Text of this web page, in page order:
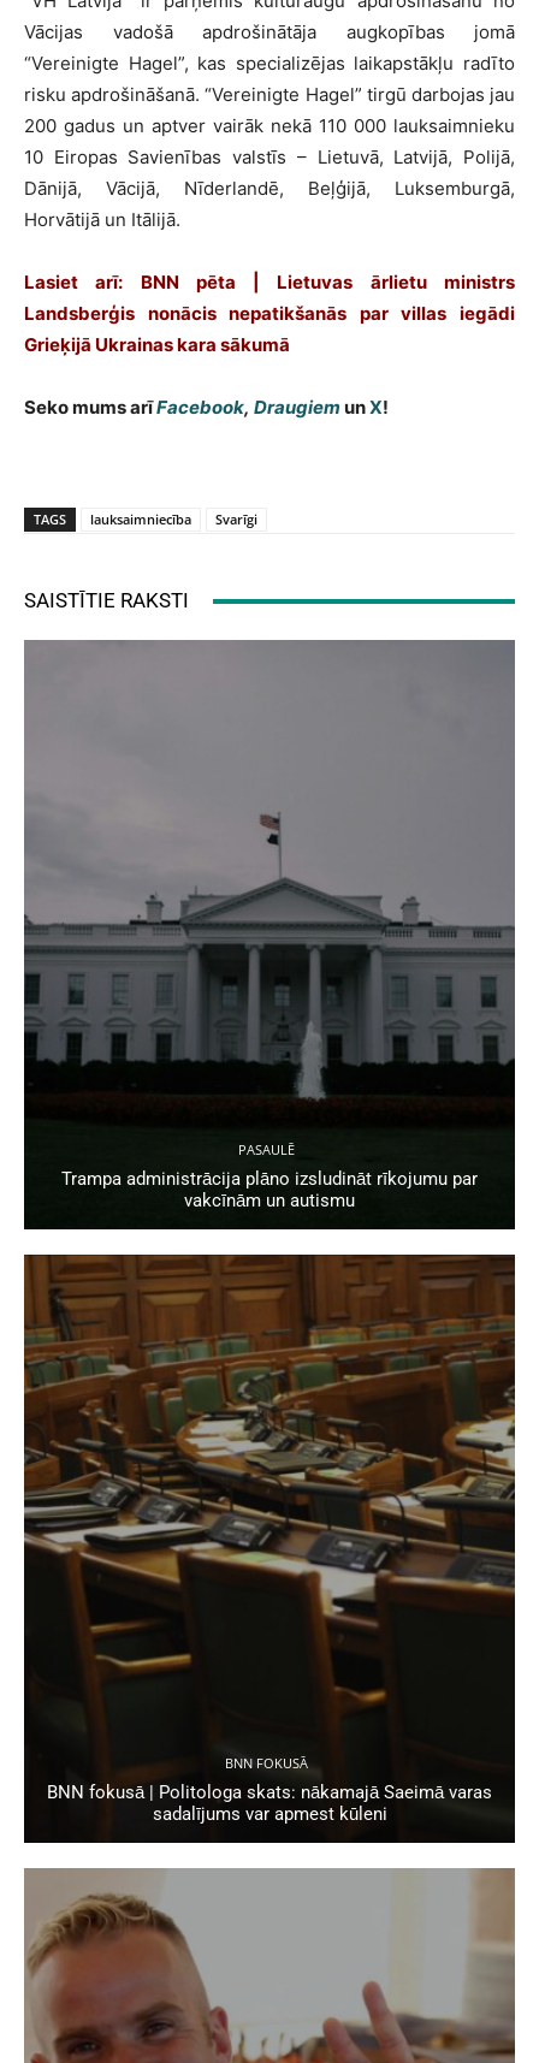
Vācijas vadošā apdrošinātāja augkopības jomā
“Vereinigte Hagel”, kas specializējas laikapstākļu radīto
risku apdrošināšanā. “Vereinigte Hagel” tirgū darbojas jau
200 gadus un aptver vairāk nekā 110 000 lauksaimnieku
10 Eiropas Savienības valstīs – Lietuvā, Latvijā, Polijā,
Dānijā, Vācijā, Nīderlandē, Beļģijā, Luksemburgā,
Horvātijā un Itālijā.
Lasiet arī: BNN pēta | Lietuvas ārlietu ministrs
Landsberģis nonācis nepatikšanās par villas iegādi
Grieķijā Ukrainas kara sākumā
Seko mums arīFacebook, Draugiem unX!
TAGS lauksaimniecība Svarīgi
SAISTĪTIE RAKSTI
PASAULĒ
Trampa administrācija plāno izsludināt rīkojumu par
vakcīnām un autismu
BNN FOKUSĀ
BNN fokusā | Politologa skats: nākamajā Saeimā varas
sadalījums var apmest kūleni